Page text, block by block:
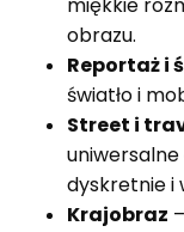
obrazu.
Reportaż i
światło i
Street i
dyskretnie i
Krajobraz